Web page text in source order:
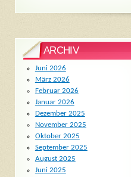
ARCHIV
Juni 2026
März 2026
Februar 2026
Januar 2026
Dezember 2025
November 2025
Oktober 2025
September 2025
August 2025
Juni 2025